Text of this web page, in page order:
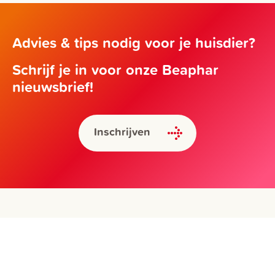
Advies & tips nodig voor je huisdier?
Schrijf je in voor onze Beaphar
nieuwsbrief!
Inschrijven